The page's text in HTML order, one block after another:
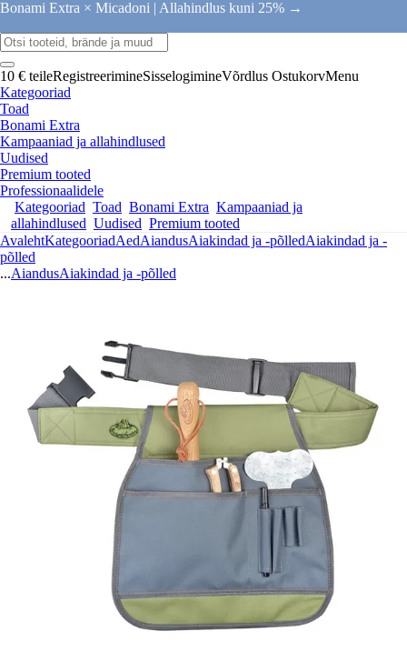
Bonami Extra × Micadoni | Allahindlus kuni 25% →
10 € teileRegistreerimineSisselogimineVõrdlus OstukorvMenu
Kategooriad
Toad
Bonami Extra
Kampaaniad ja allahindlused
Uudised
Premium tooted
Professionaalidele
Kategooriad Toad Bonami Extra Kampaaniad ja
allahindlused Uudised Premium tooted
AvalehtKategooriadAedAiandusAiakindad ja -põlledAiakindad ja -
põlled
...AiandusAiakindad ja -põlled